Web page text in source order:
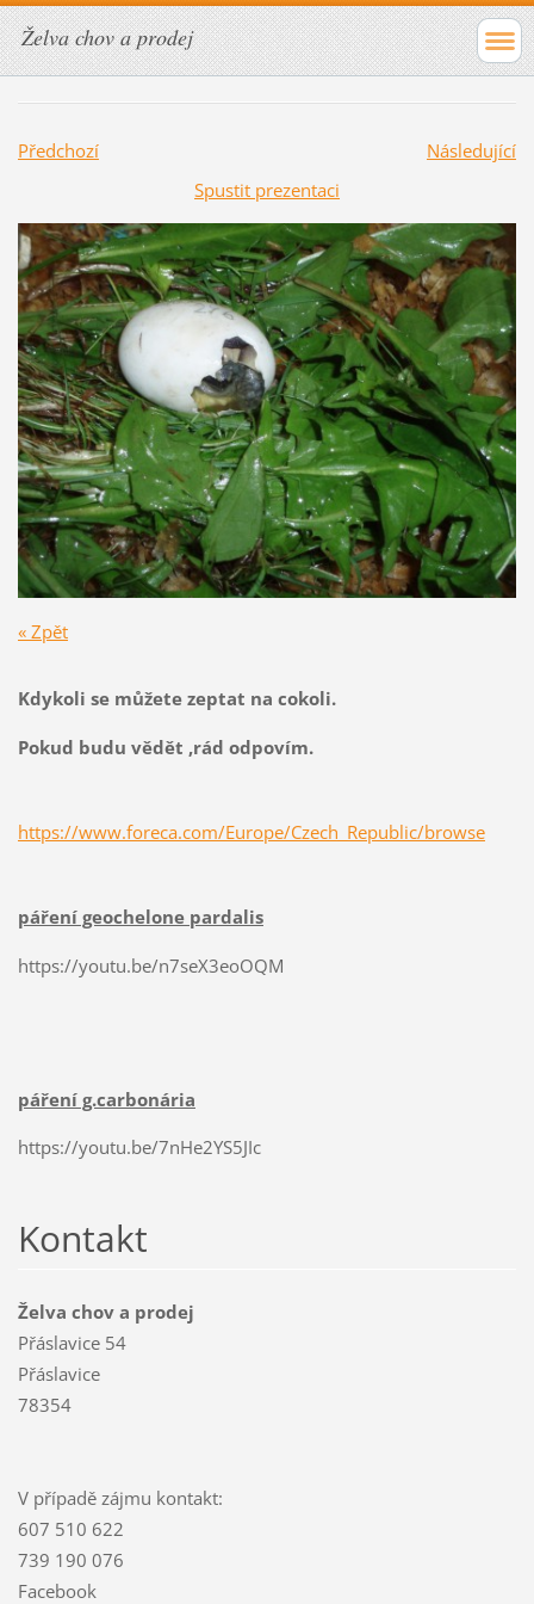
Želva chov a prodej
Předchozí
Následující
Spustit prezentaci
« Zpět
Kdykoli se můžete zeptat na cokoli.
Pokud budu vědět ,rád odpovím.
https://www.foreca.com/Europe/Czech_Republic/browse
páření geochelone pardalis
https://youtu.be/n7seX3eoOQM
páření g.carbonária
https://youtu.be/7nHe2YS5JIc
Kontakt
Želva chov a prodej
Přáslavice 54
Přáslavice
78354
V případě zájmu kontakt:
607 510 622
739 190 076
Facebook